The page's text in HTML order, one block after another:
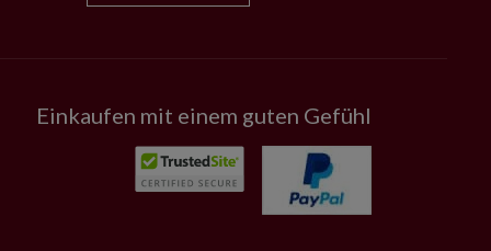
Einkaufen mit einem guten Gefühl